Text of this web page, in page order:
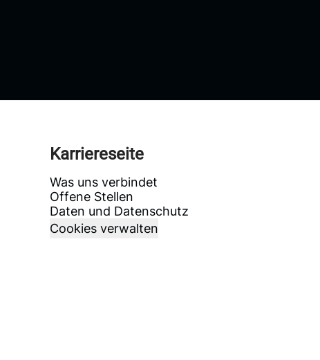
Karriereseite
Was uns verbindet
Offene Stellen
Daten und Datenschutz
Cookies verwalten